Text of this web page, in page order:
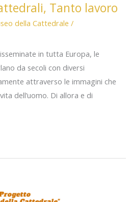
Tanto lavoro
della Cattedrale /
in tutta Europa, le
da secoli con diversi
attraverso le immagini che
dell’uomo. Di allora e di